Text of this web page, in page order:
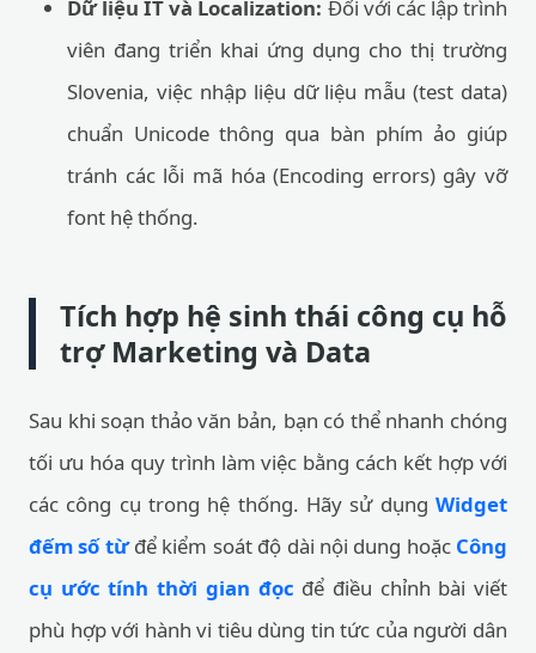
Dữ liệu IT và Localization: Đối với các lập trình
viên đang triển khai ứng dụng cho thị trường
Slovenia, việc nhập liệu dữ liệu mẫu (test data)
chuẩn Unicode thông qua bàn phím ảo giúp
tránh các lỗi mã hóa (Encoding errors) gây vỡ
font hệ thống.
Tích hợp hệ sinh thái công cụ hỗ
trợ Marketing và Data
Sau khi soạn thảo văn bản, bạn có thể nhanh chóng
tối ưu hóa quy trình làm việc bằng cách kết hợp với
các công cụ trong hệ thống. Hãy sử dụng Widget
đếm số từđể kiểm soát độ dài nội dung hoặc Công
cụ ước tính thời gian đọc để điều chỉnh bài viết
phù hợp với hành vi tiêu dùng tin tức của người dân